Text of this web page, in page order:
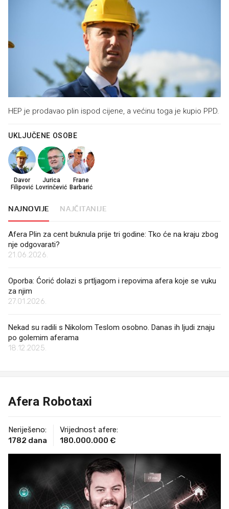
HEP je prodavao plin ispod cijene, a većinu toga je kupio PPD.
UKLJUČENE OSOBE
Davor
Filipović
Jurica
Lovrinčević
Frane
Barbarić
NAJNOVIJE NAJČITANIJE
Afera Plin za cent buknula prije tri godine: Tko će na kraju zbog
nje odgovarati?
21.06.2026.
Oporba: Ćorić dolazi s prtljagom i repovima afera koje se vuku
za njim
27.01.2026.
Nekad su radili s Nikolom Teslom osobno. Danas ih ljudi znaju
po golemim aferama
18.12.2025.
Afera Robotaxi
Neriješeno:
1782 dana
Vrijednost afere:
180.000.000 €